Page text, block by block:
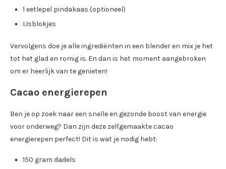
1 eetlepel pindakaas (optioneel)
IJsblokjes
Vervolgens doe je alle ingrediënten in een blender en mix je het
tot het glad en romig is. En dan is het moment aangebroken
om er heerlijk van te genieten!
Cacao energierepen
Ben je op zoek naar een snelle en gezonde boost van energie
voor onderweg? Dan zijn deze zelfgemaakte cacao
energierepen perfect! Dit is wat je nodig hebt:
150 gram dadels